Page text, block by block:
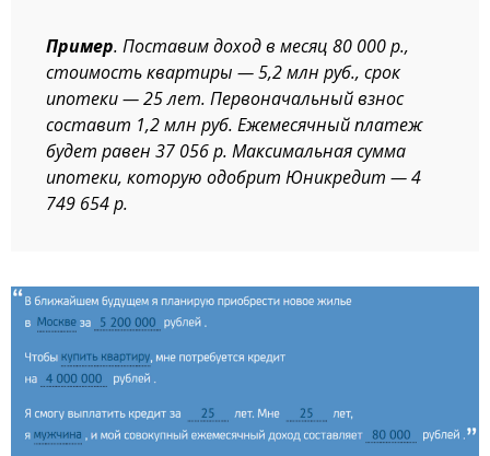
Пример. Поставим доход в месяц 80 000 р.,
стоимость квартиры — 5,2 млн руб., срок
ипотеки — 25 лет. Первоначальный взнос
составит 1,2 млн руб. Ежемесячный платеж
будет равен 37 056 р. Максимальная сумма
ипотеки, которую одобрит Юникредит — 4
749 654 р.